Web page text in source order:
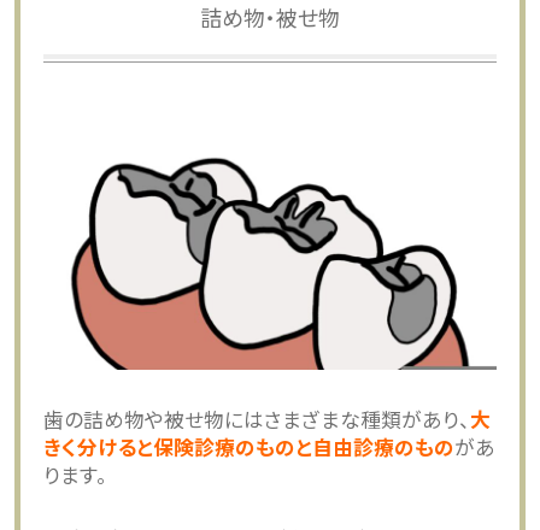
詰め物・被せ物
歯の詰め物や被せ物にはさまざまな種類があり、大
きく分けると保険診療のものと自由診療のものがあ
ります。